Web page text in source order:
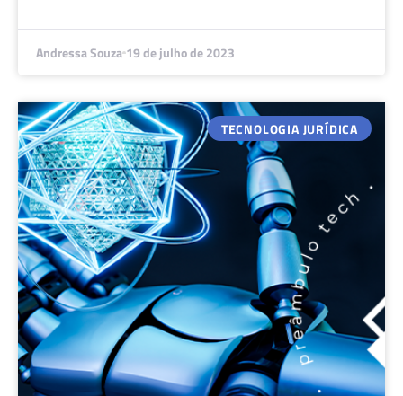
Andressa Souza 19 de julho de 2023
TECNOLOGIA JURÍDICA